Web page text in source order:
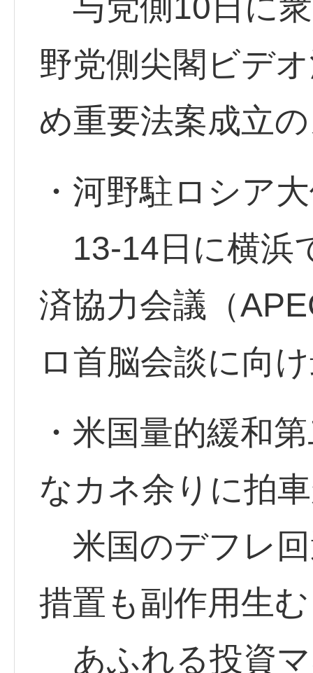
野党側尖閣ビデ
め重要法案成立
・河野駐ロシア
13-14日に横浜
済協力会議（
ロ首脳会談に向
・米国量的緩和
なカネ余りに拍
米国のデフレ
措置も副作用生
あふれる投資